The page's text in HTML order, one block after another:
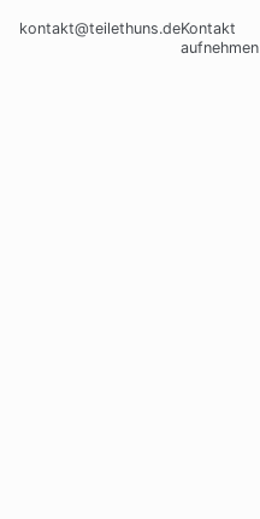
kontakt@teilethuns.deKontakt
aufnehmen